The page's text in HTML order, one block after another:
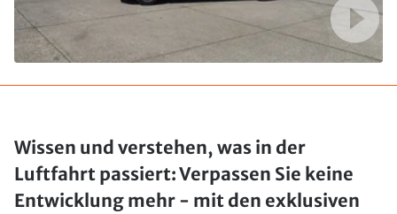
Wissen und verstehen, was in der
Luftfahrt passiert: Verpassen Sie keine
Entwicklung mehr - mit den exklusiven